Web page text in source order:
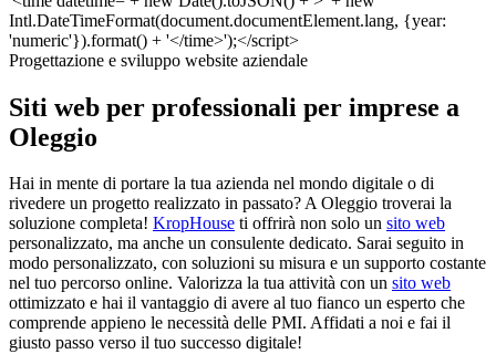
Progettazione e sviluppo website aziendale
Siti web per professionali per imprese a
Oleggio
Hai in mente di portare la tua azienda nel mondo digitale o di
rivedere un progetto realizzato in passato? A Oleggio troverai la
soluzione completa! KropHouse ti offrirà non solo un sito web
personalizzato, ma anche un consulente dedicato. Sarai seguito in
modo personalizzato, con soluzioni su misura e un supporto costante
nel tuo percorso online. Valorizza la tua attività con un sito web
ottimizzato e hai il vantaggio di avere al tuo fianco un esperto che
comprende appieno le necessità delle PMI. Affidati a noi e fai il
giusto passo verso il tuo successo digitale!